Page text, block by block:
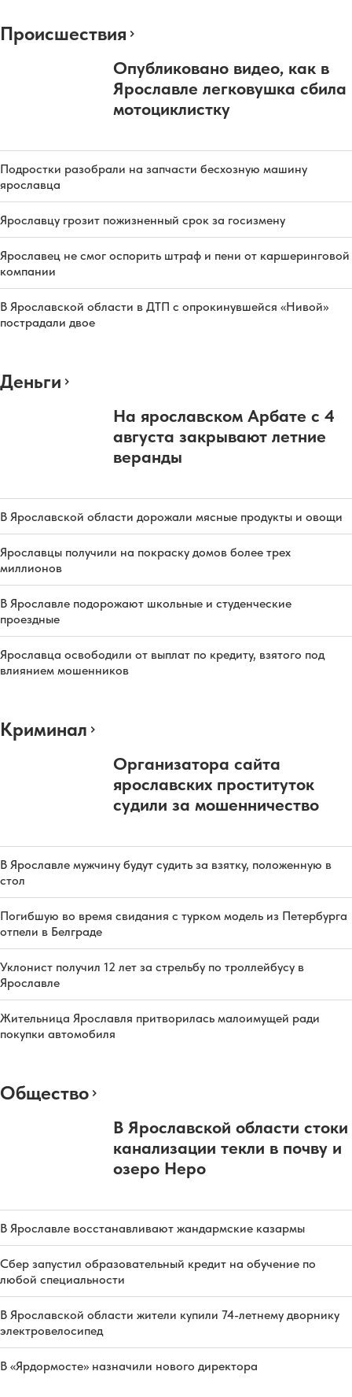
Происшествия
Опубликовано видео, как в
Ярославле легковушка сбила
мотоциклистку
Подростки разобрали на запчасти бесхозную машину
ярославца
Ярославцу грозит пожизненный срок за госизмену
Ярославец не смог оспорить штраф и пени от каршеринговой
компании
В Ярославской области в ДТП с опрокинувшейся «Нивой»
пострадали двое
Деньги
На ярославском Арбате с 4
августа закрывают летние
веранды
В Ярославской области дорожали мясные продукты и овощи
Ярославцы получили на покраску домов более трех
миллионов
В Ярославле подорожают школьные и студенческие
проездные
Ярославца освободили от выплат по кредиту, взятого под
влиянием мошенников
Криминал
Организатора сайта
ярославских проституток
судили за мошенничество
В Ярославле мужчину будут судить за взятку, положенную в
стол
Погибшую во время свидания с турком модель из Петербурга
отпели в Белграде
Уклонист получил 12 лет за стрельбу по троллейбусу в
Ярославле
Жительница Ярославля притворилась малоимущей ради
покупки автомобиля
Общество
В Ярославской области стоки
канализации текли в почву и
озеро Неро
В Ярославле восстанавливают жандармские казармы
Сбер запустил образовательный кредит на обучение по
любой специальности
В Ярославской области жители купили 74-летнему дворнику
электровелосипед
В «Ярдормосте» назначили нового директора